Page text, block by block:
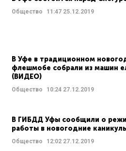
Общество 11:47 25.12.2019
В Уфе в традиционном
флешмобе собрали из машин
(ВИДЕО)
Общество 10:24 27.12.2019
В ГИБДД Уфы сообщили о
работы в новогодние
Общество 12:02 27.12.2019